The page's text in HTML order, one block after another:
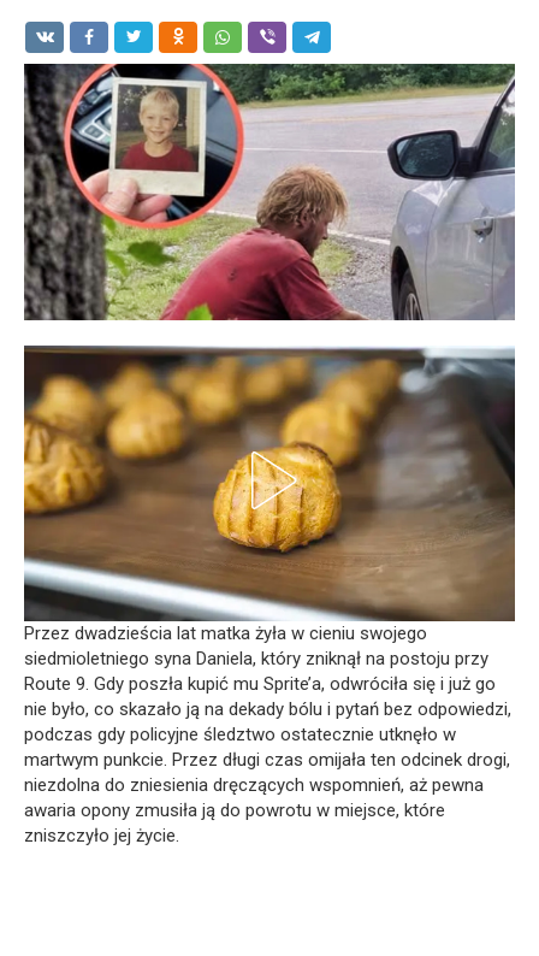
Przez dwadzieścia lat matka żyła w cieniu swojego
siedmioletniego syna Daniela, który zniknął na postoju przy
Route 9. Gdy poszła kupić mu Sprite’a, odwróciła się i już go
nie było, co skazało ją na dekady bólu i pytań bez odpowiedzi,
podczas gdy policyjne śledztwo ostatecznie utknęło w
martwym punkcie. Przez długi czas omijała ten odcinek drogi,
niezdolna do zniesienia dręczących wspomnień, aż pewna
awaria opony zmusiła ją do powrotu w miejsce, które
zniszczyło jej życie.